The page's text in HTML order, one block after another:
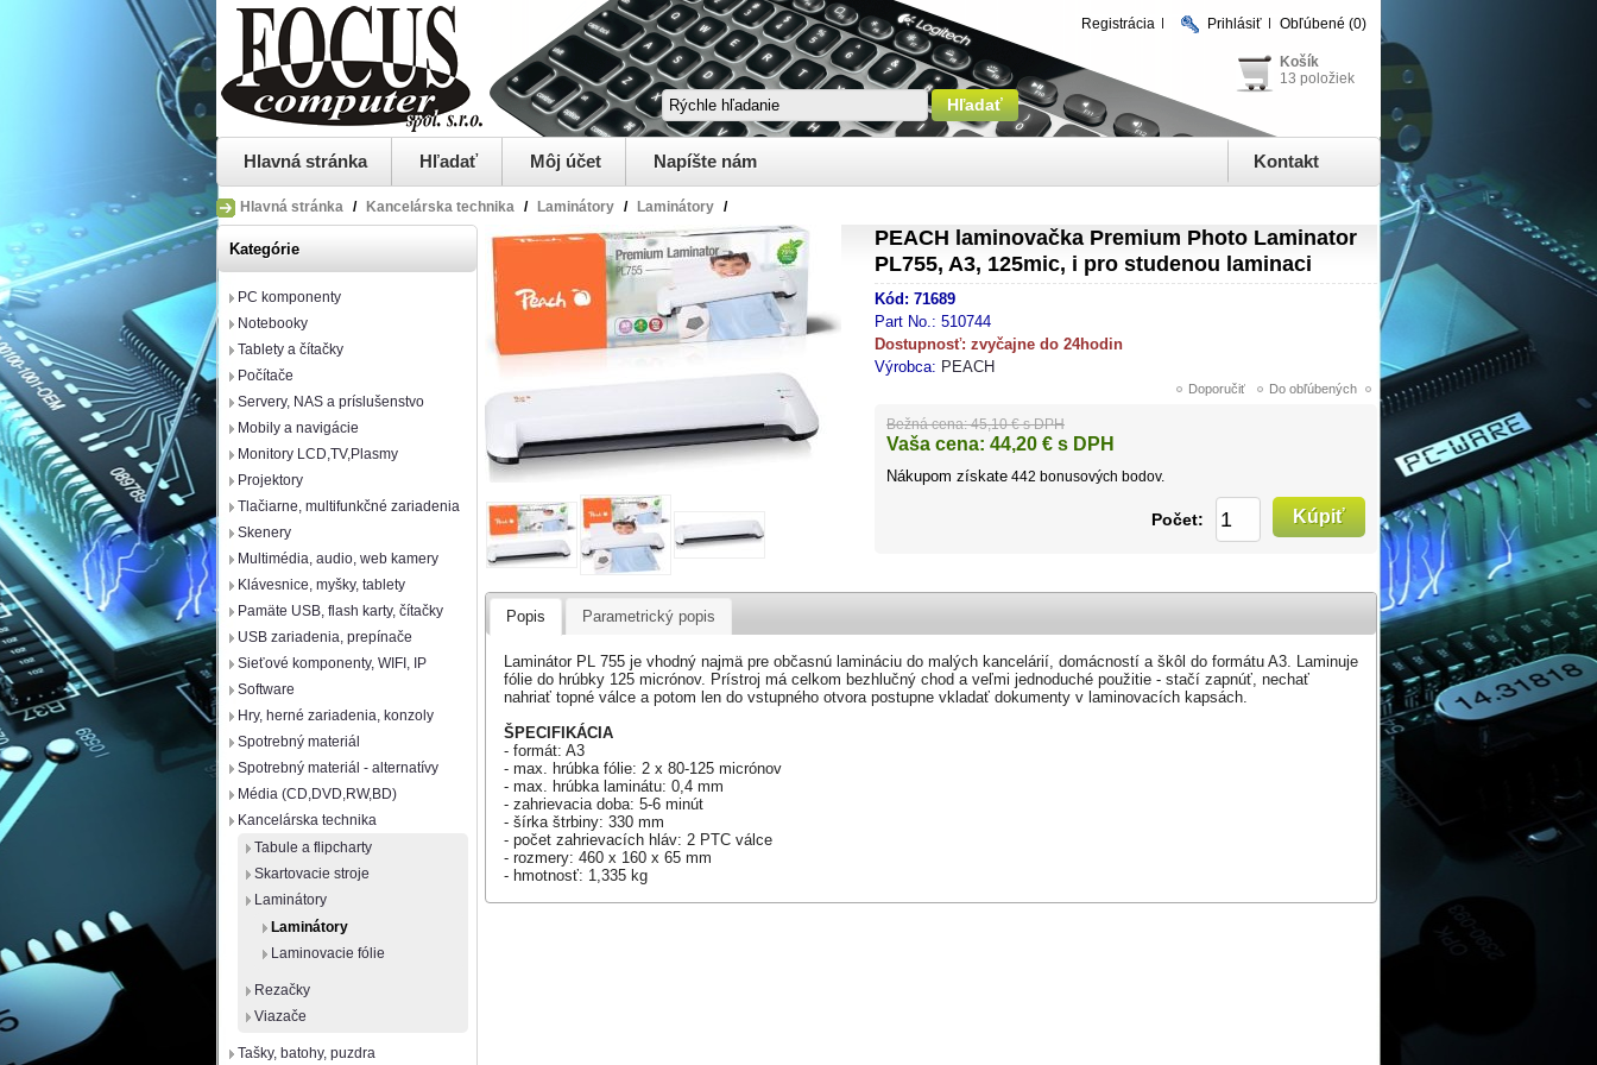
Registrácia Prihlásiť Obľúbené (0)
Košík
13 položiek
Hlavná stránka Hľadať Môj účet Napíšte nám Kontakt
Hlavná stránka / Kancelárska technika / Laminátory / Laminátory /
Kategórie
PC komponenty
Notebooky
Tablety a čítačky
Počítače
Servery, NAS a príslušenstvo
Mobily a navigácie
Monitory LCD,TV,Plasmy
Projektory
Tlačiarne, multifunkčné zariadenia
Skenery
Multimédia, audio, web kamery
Klávesnice, myšky, tablety
Pamäte USB, flash karty, čítačky
USB zariadenia, prepínače
Sieťové komponenty, WIFI, IP
Software
Hry, herné zariadenia, konzoly
Spotrebný materiál
Spotrebný materiál - alternatívy
Média (CD,DVD,RW,BD)
Kancelárska technika
Tabule a flipcharty
Skartovacie stroje
Laminátory
Laminátory
Laminovacie fólie
Rezačky
Viazače
Tašky, batohy, puzdra
PEACH laminovačka Premium Photo Laminator
PL755, A3, 125mic, i pro studenou laminaci
Kód: 71689
Part No.: 510744
Dostupnosť: zvyčajne do 24hodin
Výrobca: PEACH
Bežná cena: 45,10 € s DPH
Vaša cena: 44,20 € s DPH
Nákupom získate 442 bonusových bodov.
Počet:
Popis Parametrický popis
Laminátor PL 755 je vhodný najmä pre občasnú lamináciu do malých kancelárií, domácností a škôl do formátu A3. Laminuje
fólie do hrúbky 125 micrónov. Prístroj má celkom bezhlučný chod a veľmi jednoduché použitie - stačí zapnúť, nechať
nahriať topné válce a potom len do vstupného otvora postupne vkladať dokumenty v laminovacích kapsách.
ŠPECIFIKÁCIA
- formát: A3
- max. hrúbka fólie: 2 x 80-125 micrónov
- max. hrúbka laminátu: 0,4 mm
- zahrievacia doba: 5-6 minút
- šírka štrbiny: 330 mm
- počet zahrievacích hláv: 2 PTC válce
- rozmery: 460 x 160 x 65 mm
- hmotnosť: 1,335 kg